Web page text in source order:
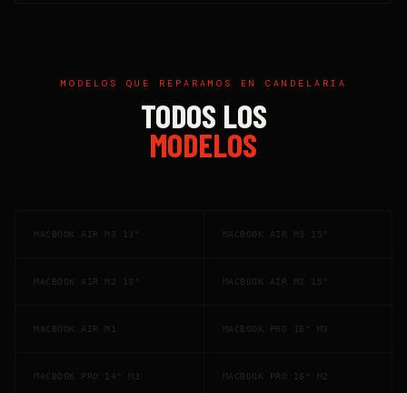
MODELOS QUE REPARAMOS EN CANDELARIA
TODOS LOS
MODELOS
MACBOOK AIR M3 13" MACBOOK AIR M3 15"
MACBOOK AIR M2 13" MACBOOK AIR M2 15"
MACBOOK AIR M1 MACBOOK PRO 16" M3
MACBOOK PRO 14" M3 MACBOOK PRO 16" M2